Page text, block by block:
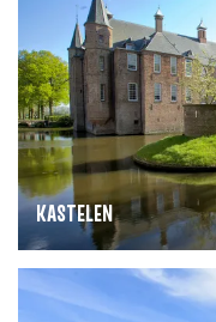
KASTELEN
Ontdek de mooiste
buitenplaatsen in
a
s
t
e
l
n
F